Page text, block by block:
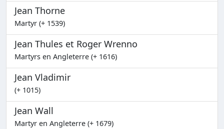
Jean Thorne
Martyr (+ 1539)
Jean Thules et Roger Wrenno
Martyrs en Angleterre (+ 1616)
Jean Vladimir
(+ 1015)
Jean Wall
Martyr en Angleterre (+ 1679)